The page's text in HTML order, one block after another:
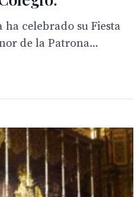
ha celebrado su Fiesta
de la Patrona...